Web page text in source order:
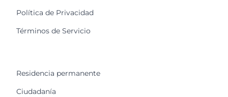
Política de Privacidad
Términos de Servicio
Residencia permanente
Ciudadanía